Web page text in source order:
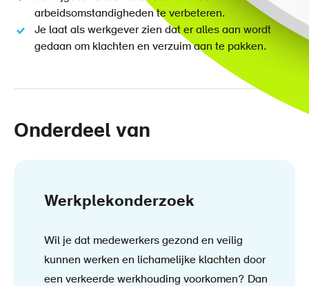
arbeidsomstandigheden te verbeteren.
Je laat als werkgever zien dat er alles aan wordt
gedaan om klachten en verzuim aan te pakken.
Onderdeel van
Werkplekonderzoek
Wil je dat medewerkers gezond en veilig
kunnen werken en lichamelijke klachten door
een verkeerde werkhouding voorkomen? Dan